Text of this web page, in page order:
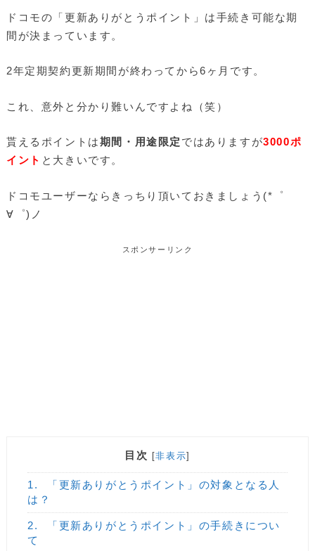
ドコモの「更新ありがとうポイント」は手続き可能な期
間が決まっています。
2年定期契約更新期間が終わってから6ヶ月です。
これ、意外と分かり難いんですよね（笑）
貰えるポイントは期間・用途限定 ではありますが3000ポ
イント と大きいです。
ドコモユーザーならきっちり頂いておきましょう(*゜
∀゜)ノ
スポンサーリンク
目次 [非表示]
1.
「更新ありがとうポイント」の対象となる人
は？
2.
「更新ありがとうポイント」の手続きについ
て